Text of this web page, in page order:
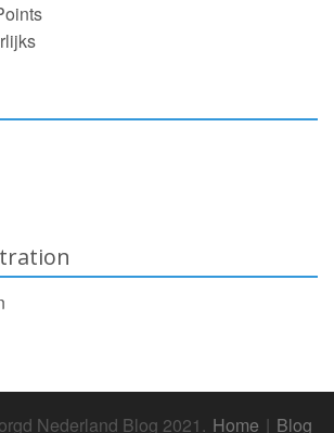
Nederland Blog 2021. Home | Blog